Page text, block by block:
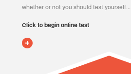
whether or not you should test yourself…
Click to begin online test